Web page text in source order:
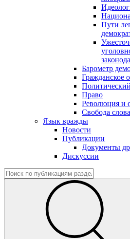
Пути
Барометр
Гражданское
Право
Революция и
Свобода слова
Язык вражды
Новости
Публикации
Документы
Дискуссии